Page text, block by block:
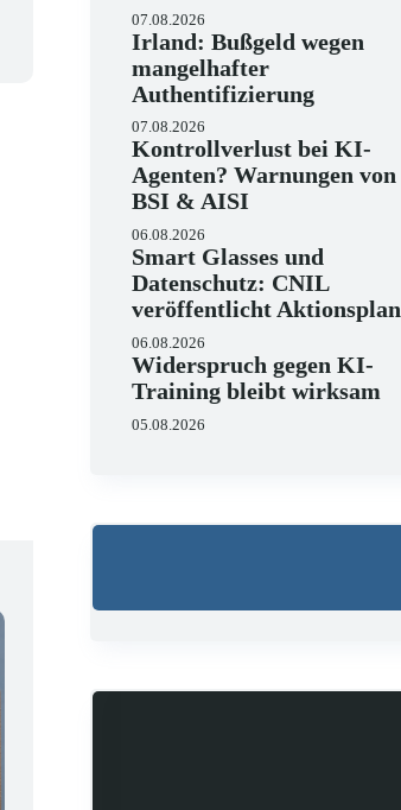
07.08.2026
Irland: Bußgeld wegen
mangelhafter
Authentifizierung
07.08.2026
Kontrollverlust bei KI-
Agenten? Warnungen von
BSI & AISI
06.08.2026
Smart Glasses und
Datenschutz: CNIL
veröffentlicht Aktionsplan
06.08.2026
Widerspruch gegen KI-
Training bleibt wirksam
05.08.2026